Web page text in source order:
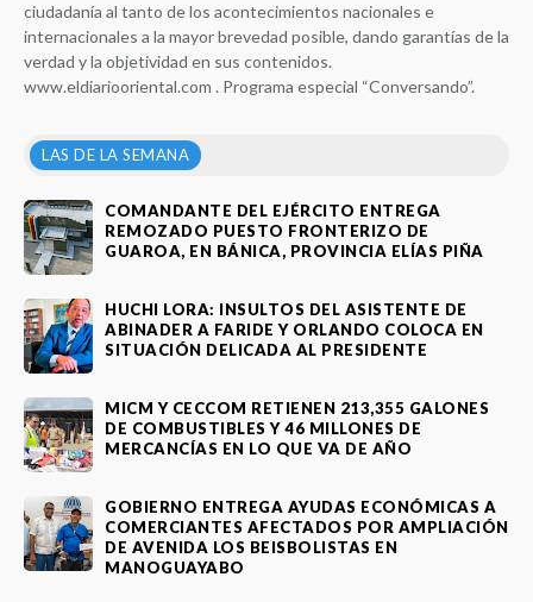
ciudadanía al tanto de los acontecimientos nacionales e
internacionales a la mayor brevedad posible, dando garantías de la
verdad y la objetividad en sus contenidos.
www.eldiariooriental.com . Programa especial “Conversando”.
LAS DE LA SEMANA
COMANDANTE DEL EJÉRCITO ENTREGA
REMOZADO PUESTO FRONTERIZO DE
GUAROA, EN BÁNICA, PROVINCIA ELÍAS PIÑA
HUCHI LORA: INSULTOS DEL ASISTENTE DE
ABINADER A FARIDE Y ORLANDO COLOCA EN
SITUACIÓN DELICADA AL PRESIDENTE
MICM Y CECCOM RETIENEN 213,355 GALONES
DE COMBUSTIBLES Y 46 MILLONES DE
MERCANCÍAS EN LO QUE VA DE AÑO
GOBIERNO ENTREGA AYUDAS ECONÓMICAS A
COMERCIANTES AFECTADOS POR AMPLIACIÓN
DE AVENIDA LOS BEISBOLISTAS EN
MANOGUAYABO